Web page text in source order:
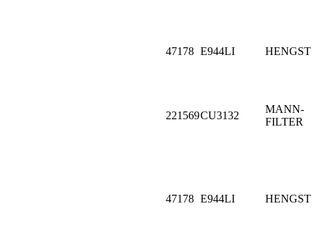
47178 E944LI HENGST
221569CU3132
MANN-
FILTER
47178 E944LI HENGST